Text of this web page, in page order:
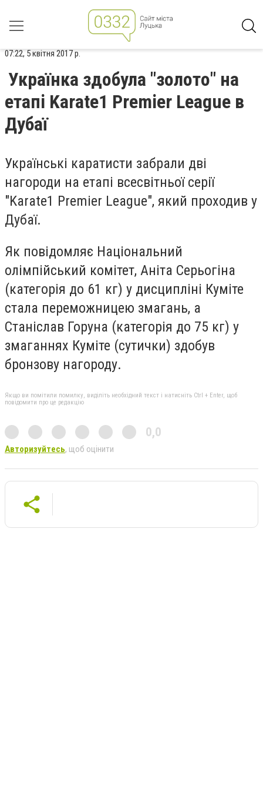
07:22, 5 квітня 2017 р.
Українка здобула "золото" на
етапі Karate1 Premier League в
Дубаї
Українські каратисти забрали дві
нагороди на етапі всесвітньої серії
"Karate1 Premier League", який проходив у
Дубаї.
Як повідомляє Національний
олімпійський комітет, Аніта Серьогіна
(категорія до 61 кг) у дисципліні Куміте
стала переможницею змагань, а
Станіслав Горуна (категорія до 75 кг) у
змаганнях Куміте (сутички) здобув
бронзову нагороду.
Якщо ви помітили помилку, виділіть необхідний текст і натисніть Ctrl + Enter, щоб
повідомити про це редакцію
0,0
Авторизуйтесь, щоб оцінити